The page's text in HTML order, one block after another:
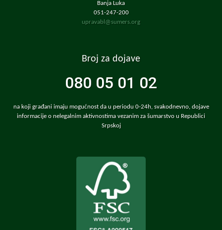
Banja Luka
051-247-200
upravabl@sumers.org
Broj za dojave
080 05 01 02
na koji građani imaju mogućnost da u periodu 0-24h, svakodnevno, dojave
informacije o nelegalnim aktivnostima vezanim za šumarstvo u Republici
Srpskoj